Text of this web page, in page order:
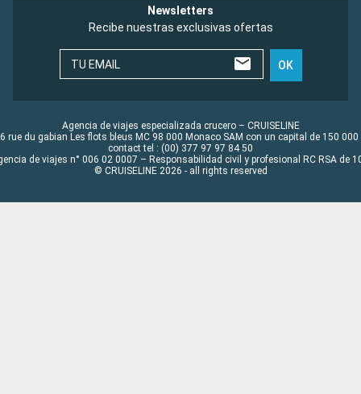
Newsletters
Recibe nuestras exclusivas ofertas
TU EMAIL OK
Agencia de viajes especializada crucero – CRUISELINE
rue du gabian Les flots bleus MC 98 000 Monaco SAM con un capital de 150 000
contact tel : (00) 377 97 97 84 50
de viajes n° 006 02 0007 – Responsabilidad civil y profesional RC RSA de
© CRUISELINE 2026 - all rights reserved